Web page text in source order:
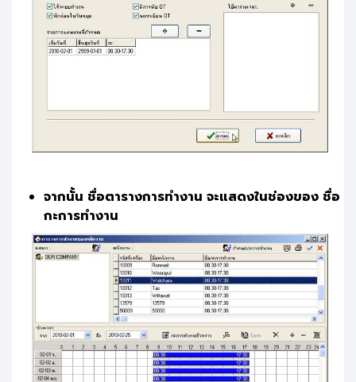
จากนั้น ชื่อตารางการทำงาน จะแสดงในช่องของ ชื่อ
กะการทำงาน